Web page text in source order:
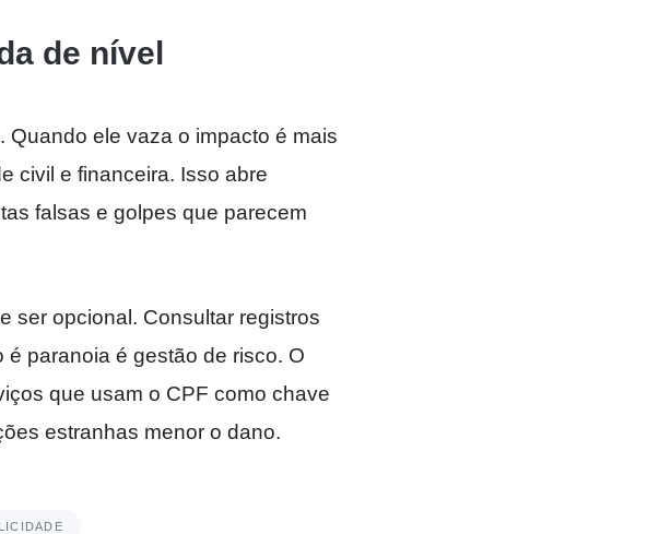
de nível
ele vaza o impacto é mais
civil e financeira. Isso abre
falsas e golpes que parecem
ser opcional. Consultar registros
paranoia é gestão de risco. O
que usam o CPF como chave
estranhas menor o dano.